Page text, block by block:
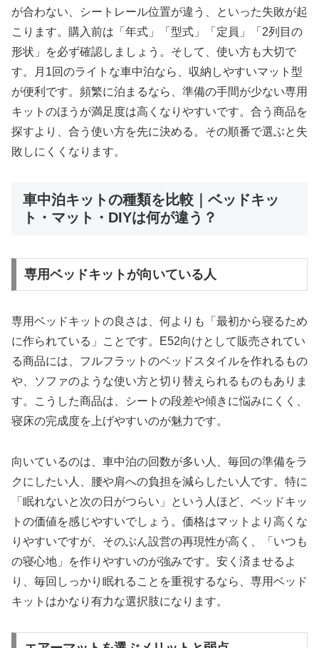
が合わない、シートレール位置が違う、といった失敗が起
こります。購入前は「年式」「型式」「定員」「2列目の
形状」を必ず確認しましょう。そして、使い方も大切で
す。月1回のライトな車中泊なら、収納しやすいマット型
が便利です。頻繁に泊まるなら、準備の手間が少ない専用
キットのほうが満足度は高くなりやすいです。合う商品を
探すより、合う使い方を先に決める。その順番で選ぶと失
敗しにくくなります。
車中泊キットの種類を比較｜ベッドキッ
ト・マット・DIYは何が違う？
専用ベッドキットが向いている人
専用ベッドキットの良さは、何よりも「最初から寝るため
に作られている」ことです。E52向けとして販売されてい
る商品には、フルフラットのベッドスタイルを作れるもの
や、ソファのような使い方と切り替えられるものもありま
す。こうした商品は、シートの段差や傾きに悩みにくく、
寝床の完成度を上げやすいのが魅力です。
向いているのは、車中泊の回数が多い人、毎回の準備をラ
クにしたい人、腰や肩への負担を減らしたい人です。特に
「眠れないと次の日がつらい」という人ほど、ベッドキッ
トの価値を感じやすいでしょう。価格はマットより高くな
りやすいですが、そのぶん設営の再現性が高く、「いつも
の寝心地」を作りやすいのが強みです。安く済ませるよ
り、毎回しっかり眠れることを重視するなら、専用ベッド
キットはかなり有力な選択肢になります。